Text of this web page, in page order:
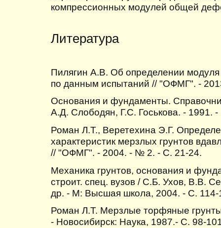
компрессионных модулей общей
Литература
Пилягин А.В. Об определении
по данным испытаний // "ОФМГ". -
Основания и фундаменты.
А.Д. Слободян, Г.С. Госькова. - 1991.
Роман Л.Т., Веретехина Э.Г.
характеристик мерзлых грунтов
// "ОФМГ". - 2004. - № 2. - С. 21-24.
Механика грунтов, основания и
строит. спец. вузов / С.Б. Ухов, В.В.
др. - М: Высшая школа, 2004. - С. 114-
Роман Л.Т. Мерзлые торфяные
- Новосибирск: Наука, 1987.- С. 98-